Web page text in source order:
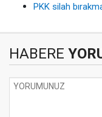
PKK silah
HABERE